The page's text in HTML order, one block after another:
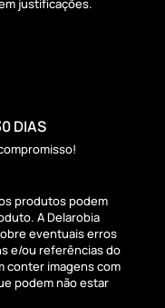
justificações.
DIAS
produtos podem
A Delarobia
eventuais erros
e/ou referências do
conter imagens com
podem não estar